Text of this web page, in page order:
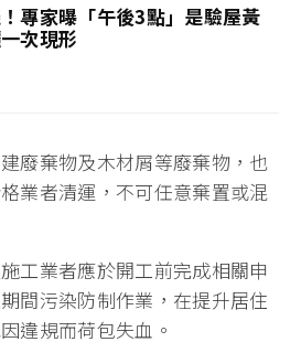
專家曝「午後3點」是驗屋黃
次現形
廢棄物及木材屑等廢棄物，也
業者清運，不可任意棄置或混
工業者應於開工前完成相關申
間污染防制作業，在提升居住
違規而荷包失血。